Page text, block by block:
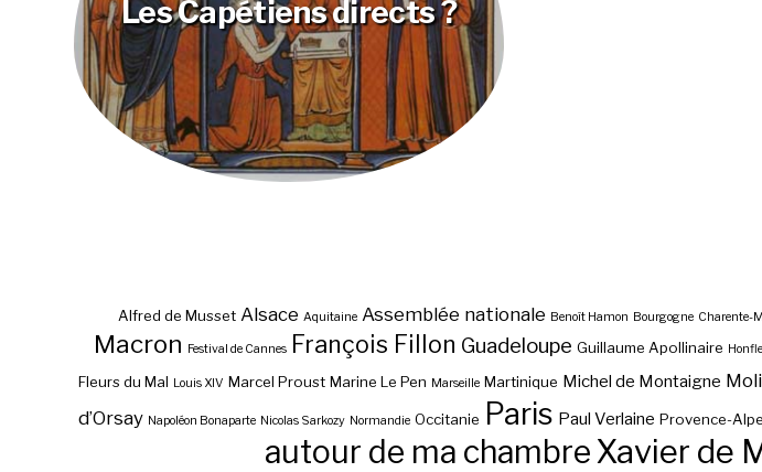
Les Capétiens directs ?
Alfred de Musset Alsace Aquitaine Assemblée nationale Benoît Hamon Bourgogne Charente-
Macron Festival de Cannes François Fillon Guadeloupe Guillaume Apollinaire
Fleurs du Mal Louis XIV Marcel Proust Marine Le Pen Marseille Martinique Michel de Montaigne
d’Orsay Napoléon Bonaparte Nicolas Sarkozy Normandie Occitanie Paris Paul Verlaine Provence-
autour de ma chambre Xavier de